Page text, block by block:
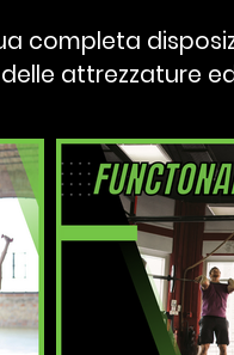
completa
attrezzature e